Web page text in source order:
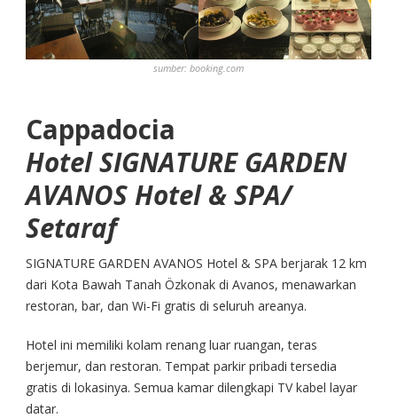
sumber: booking.com
Cappadocia
Hotel SIGNATURE GARDEN
AVANOS Hotel & SPA/
Setaraf
SIGNATURE GARDEN AVANOS Hotel & SPA berjarak 12 km
dari Kota Bawah Tanah Özkonak di Avanos, menawarkan
restoran, bar, dan Wi-Fi gratis di seluruh areanya.
Hotel ini memiliki kolam renang luar ruangan, teras
berjemur, dan restoran. Tempat parkir pribadi tersedia
gratis di lokasinya. Semua kamar dilengkapi TV kabel layar
datar.